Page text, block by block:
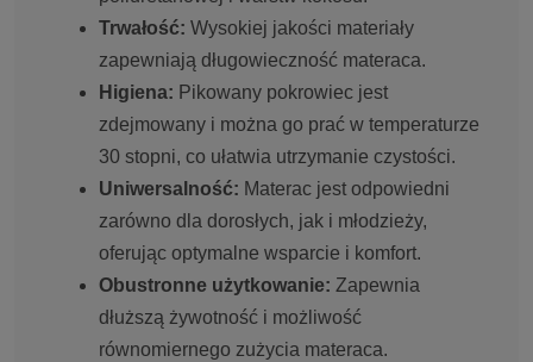
Trwałość: Wysokiej jakości materiały
zapewniają długowieczność materaca.
Higiena: Pikowany pokrowiec jest
zdejmowany i można go prać w temperaturze
30 stopni, co ułatwia utrzymanie czystości.
Uniwersalność: Materac jest odpowiedni
zarówno dla dorosłych, jak i młodzieży,
oferując optymalne wsparcie i komfort.
Obustronne użytkowanie: Zapewnia
dłuższą żywotność i możliwość
równomiernego zużycia materaca.